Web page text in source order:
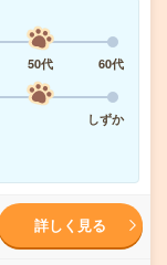
50代
60代
しずか
詳しく見る